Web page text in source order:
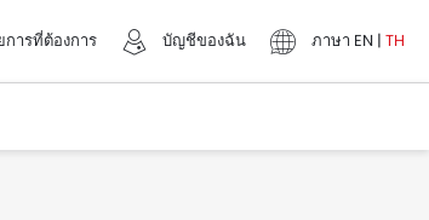
การที่ต้องการ บัญชีของฉัน ภาษา EN | TH